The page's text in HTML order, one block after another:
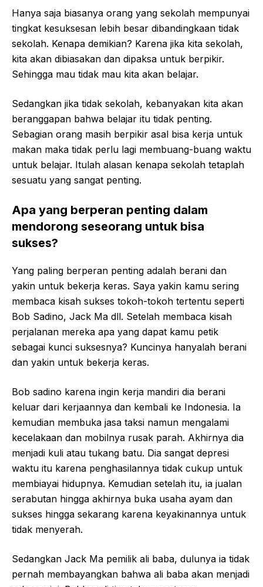
Hanya saja biasanya orang yang sekolah mempunyai
tingkat kesuksesan lebih besar dibandingkaan tidak
sekolah. Kenapa demikian? Karena jika kita sekolah,
kita akan dibiasakan dan dipaksa untuk berpikir.
Sehingga mau tidak mau kita akan belajar.
Sedangkan jika tidak sekolah, kebanyakan kita akan
beranggapan bahwa belajar itu tidak penting.
Sebagian orang masih berpikir asal bisa kerja untuk
makan maka tidak perlu lagi membuang-buang waktu
untuk belajar. Itulah alasan kenapa sekolah tetaplah
sesuatu yang sangat penting.
Apa yang berperan penting dalam
mendorong seseorang untuk bisa
sukses?
Yang paling berperan penting adalah berani dan
yakin untuk bekerja keras. Saya yakin kamu sering
membaca kisah sukses tokoh-tokoh tertentu seperti
Bob Sadino, Jack Ma dll. Setelah membaca kisah
perjalanan mereka apa yang dapat kamu petik
sebagai kunci suksesnya? Kuncinya hanyalah berani
dan yakin untuk bekerja keras.
Bob sadino karena ingin kerja mandiri dia berani
keluar dari kerjaannya dan kembali ke Indonesia. Ia
kemudian membuka jasa taksi namun mengalami
kecelakaan dan mobilnya rusak parah. Akhirnya dia
menjadi kuli atau tukang batu. Dia sangat depresi
waktu itu karena penghasilannya tidak cukup untuk
membiayai hidupnya. Kemudian setelah itu, ia jualan
serabutan hingga akhirnya buka usaha ayam dan
sukses hingga sekarang karena keyakinannya untuk
tidak menyerah.
Sedangkan Jack Ma pemilik ali baba, dulunya ia tidak
pernah membayangkan bahwa ali baba akan menjadi